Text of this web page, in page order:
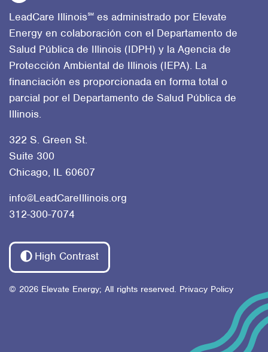
LeadCare Illinois℠ es administrado por Elevate
Energy en colaboración con el Departamento de
Salud Pública de Illinois (IDPH) y la Agencia de
Protección Ambiental de Illinois (IEPA). La
financiación es proporcionada en forma total o
parcial por el Departamento de Salud Pública de
Illinois.
322 S. Green St.
Suite 300
Chicago, IL 60607
info@LeadCareIllinois.org
312-300-7074
High Contrast
© 2026 Elevate Energy; All rights reserved. Privacy Policy